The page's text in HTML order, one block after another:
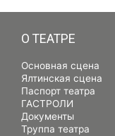
О ТЕАТРЕ
Основная сцена
Ялтинская сцена
Паспорт театра
ГАСТРОЛИ
Документы
Труппа театра